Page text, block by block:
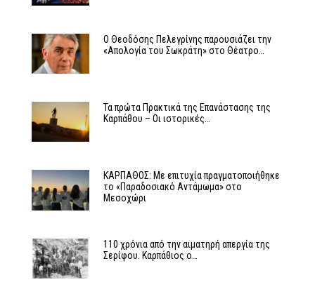
Ο Θεοδόσης Πελεγρίνης παρουσιάζει την
«Απολογία του Σωκράτη» στο Θέατρο…
Τα πρώτα Πρακτικά της Επανάστασης της
Καρπάθου – Οι ιστορικές…
ΚΑΡΠΑΘΟΣ: Με επιτυχία πραγματοποιήθηκε
το «Παραδοσιακό Αντάμωμα» στο
Μεσοχώρι
110 χρόνια από την αιματηρή απεργία της
Σερίφου. Καρπάθιος ο…